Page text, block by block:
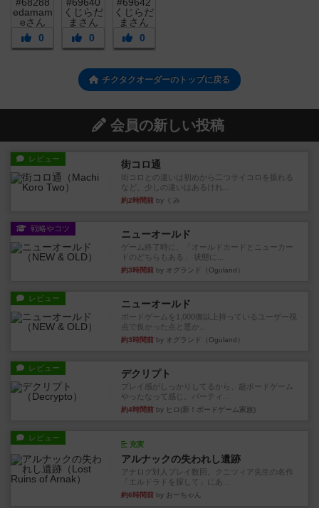
0 0 0
チクタクオーダーのトップに戻る
会員の新しい投稿
レビュー 街コロ通
街コロとの違いは初めから二つサイコロを振れる
など、少しの違いはあるけれ...
約2時間前 by くみ
戦略やコツ ニューオールド
ゲーム終了時に、「オールドカードとニューカー
ドのどちらもある」 状態に...
約3時間前 by オグランド（Oguland）
レビュー ニューオールド
ボードゲームを1,000個以上持っているユーザー視
点で良かった点と悪か...
約3時間前 by オグランド（Oguland）
レビュー デクリプト
プレイ感がしっかりしてるから、超ボードゲーム
やったなって感じ。パーティ...
約4時間前 by ヒロ(新！ボードゲーム家族)
レビュー
充実
アルナックの失われし遺跡
アナログ対人プレイ数回。クニツィア先生の名作
「エルドラドを探して」にあ...
約6時間前 by おーちゃん